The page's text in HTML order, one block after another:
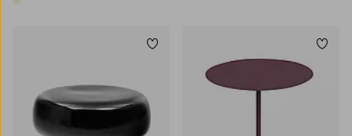
1 farve
Tilføj til favoritter